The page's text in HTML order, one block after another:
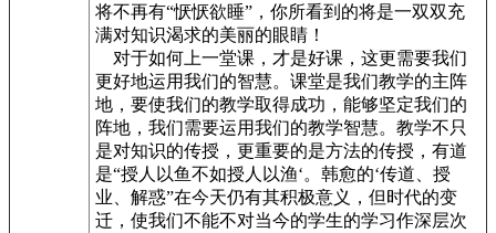
将不再有“恹恹欲睡”，你所看到的将是一双双充
满对知识渴求的美丽的眼睛！
对于如何上一堂课，才是好课，这更需要我们
更好地运用我们的智慧。课堂是我们教学的主阵
地，要使我们的教学取得成功，能够坚定我们的
阵地，我们需要运用我们的教学智慧。教学不只
是对知识的传授，更重要的是方法的传授，有道
是“授人以鱼不如授人以渔‘。韩愈的‘传道、授
业、解惑”在今天仍有其积极意义，但时代的变
迁，使我们不能不对当今的学生的学习作深层次